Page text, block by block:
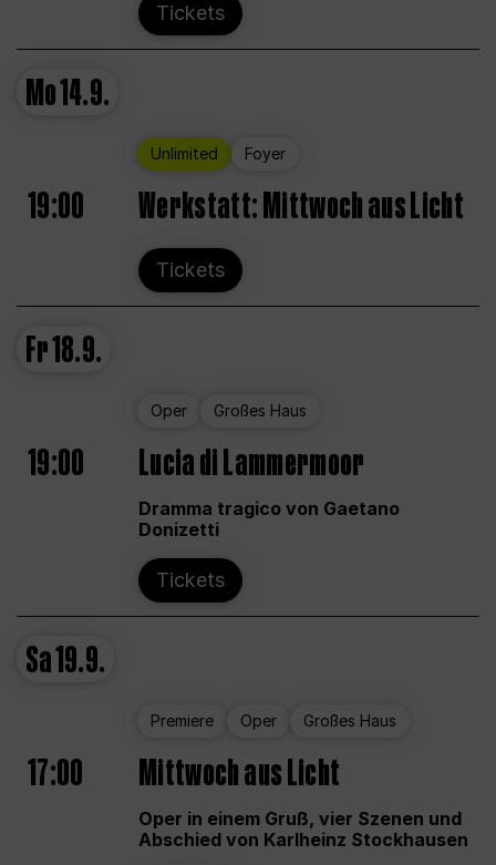
Tickets
Mo14.9.
Unlimited Foyer
19:00 Werkstatt: Mittwoch aus Licht
Tickets
Fr18.9.
Oper Großes Haus
19:00 Lucia di Lammermoor
Dramma tragico von Gaetano
Donizetti
Tickets
Sa19.9.
Premiere Oper Großes Haus
17:00 Mittwoch aus Licht
Oper in einem Gruß, vier Szenen und
Abschied von Karlheinz Stockhausen